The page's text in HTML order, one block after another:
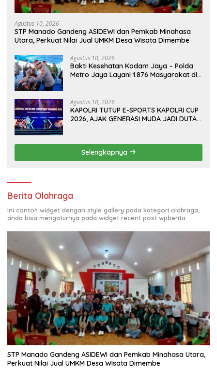
Agustus 10, 2026
‎STP Manado Gandeng ASIDEWI dan Pemkab Minahasa
Utara, Perkuat Nilai Jual UMKM Desa Wisata Dimembe
Agustus 10, 2026
Bakti Kesehatan Kodam Jaya – Polda
Metro Jaya Layani 1.876 Masyarakat di
Agustus 10, 2026
KAPOLRI TUTUP E-SPORTS KAPOLRI CUP
2026, AJAK GENERASI MUDA JADI DUTA
Selengkapnya
Berita Olahraga
Ini contoh widget dengan style gallery pada kategori olahraga,
anda bisa mengaturnya pada widget recent post wpberita.
‎STP Manado Gandeng ASIDEWI dan Pemkab Minahasa Utara,
Perkuat Nilai Jual UMKM Desa Wisata Dimembe